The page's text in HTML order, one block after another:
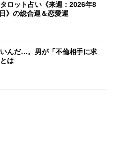
タロット占い《来週：2026年8
》の総合運＆恋愛運
んだ…。男が「不倫相手に求
は